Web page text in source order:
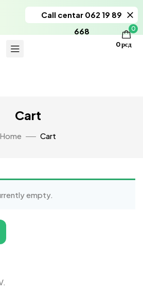
Call centar 062 19 89
668
0
0рсд
Cart
Home Cart
empty.